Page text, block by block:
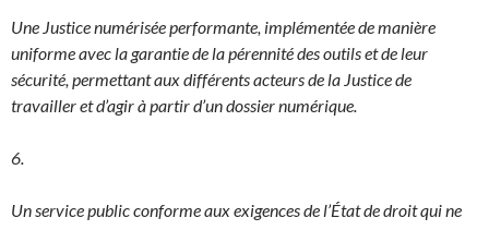
Une Justice numérisée performante, implémentée de manière
uniforme avec la garantie de la pérennité des outils et de leur
sécurité, permettant aux différents acteurs de la Justice de
travailler et d’agir à partir d’un dossier numérique.
6.
Un service public conforme aux exigences de l’État de droit qui ne